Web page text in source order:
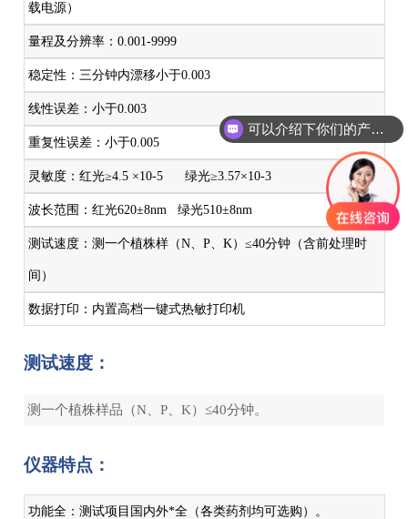
载电源）
量程及分辨率：0.001-9999
稳定性：三分钟内漂移小于0.003
线性误差：小于0.003
重复性误差：小于0.005
灵敏度：红光≥4.5 ×10-5 绿光≥3.57×10-3
波长范围：红光620±8nm 绿光510±8nm
测试速度：测一个植株样（N、P、K）≤40分钟（含前处理时
间）
数据打印：内置高档一键式热敏打印机
测试速度：
测一个植株样品（N、P、K）≤40分钟。
仪器特点：
功能全：测试项目国内外*全（各类药剂均可选购）。
可以介绍下你们的产品么